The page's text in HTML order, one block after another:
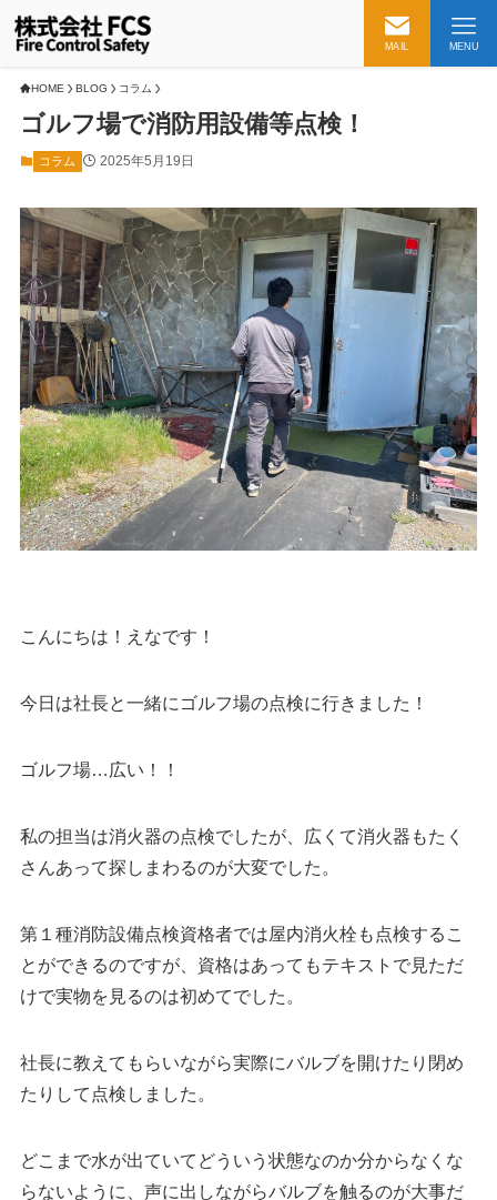
MAIL MENU
HOME BLOG コラム
ゴルフ場で消防用設備等点検！
コラム 2025年5月19日
こんにちは！えなです！
今日は社長と一緒にゴルフ場の点検に行きました！
ゴルフ場…広い！！
私の担当は消火器の点検でしたが、広くて消火器もたく
さんあって探しまわるのが大変でした。
第１種消防設備点検資格者では屋内消火栓も点検するこ
とができるのですが、資格はあってもテキストで見ただ
けで実物を見るのは初めてでした。
社長に教えてもらいながら実際にバルブを開けたり閉め
たりして点検しました。
どこまで水が出ていてどういう状態なのか分からなくな
らないように、声に出しながらバルブを触るのが大事だ